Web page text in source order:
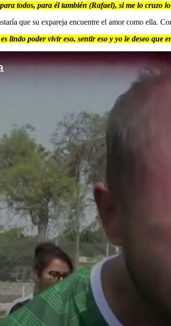
todos, para él también (Rafael), si me lo cruzo
que su expareja encuentre el amor como ella.
lindo poder vivir eso, sentir eso y yo le deseo que